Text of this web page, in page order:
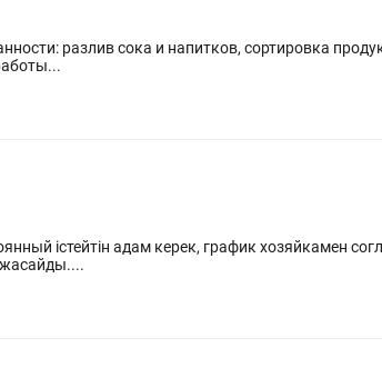
разлив сока и напитков, сортировка
и.т.д. График работы...
істейтін адам керек, график хозяйкамен